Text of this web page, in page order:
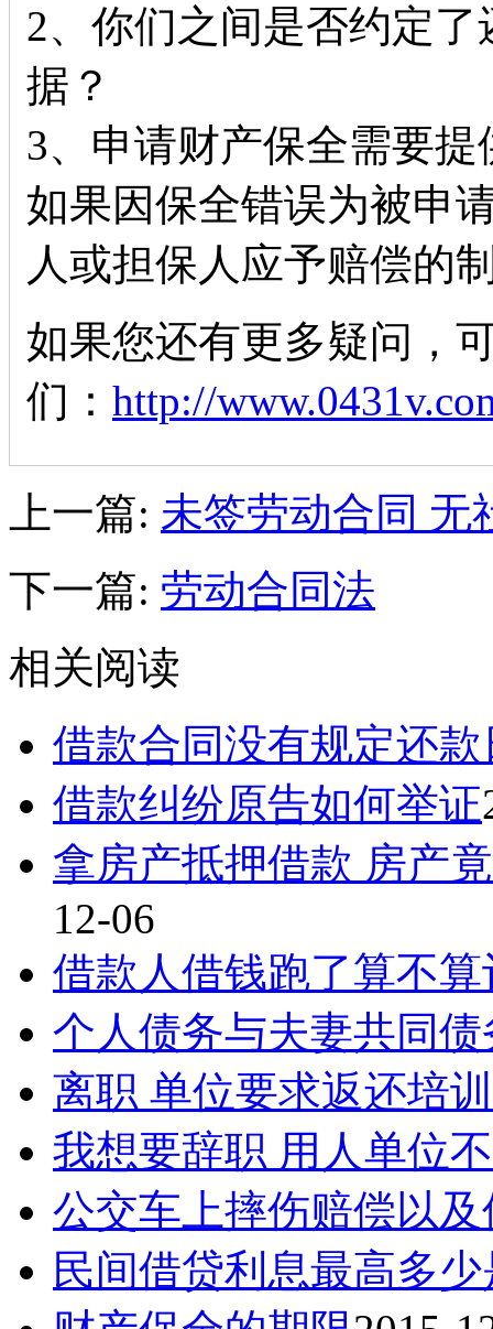
2、你们之间是否约定
据？
3、申请财产保全需要
如果因保全错误为被申
人或担保人应予赔偿的
如果您还有更多疑问，
们： http://
上一篇: 未签劳动合同 无
下一篇: 劳动合同法
相关阅读
借款合同没有规定还
借款纠纷原告如何举证
拿房产抵押借款 房产
12-06
借款人借钱跑了算不
个人债务与夫妻共同
离职 单位要求返还培
我想要辞职 用人单位
公交车上摔伤赔偿以
民间借贷利息最高多